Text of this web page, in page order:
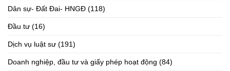
Dân sự- Đất Đai- HNGĐ (118)
Đầu tư (16)
Dịch vụ luật sư (191)
Doanh nghiệp, đầu tư và giấy phép hoạt động (84)